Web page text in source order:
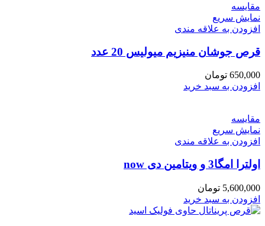
مقايسه
نمایش سریع
افزودن به علاقه مندی
قرص جوشان منیزیم میولیس 20 عدد
650,000 تومان
افزودن به سبد خرید
مقايسه
نمایش سریع
افزودن به علاقه مندی
اولترا امگا3 و ویتامین دی now
5,600,000 تومان
افزودن به سبد خرید